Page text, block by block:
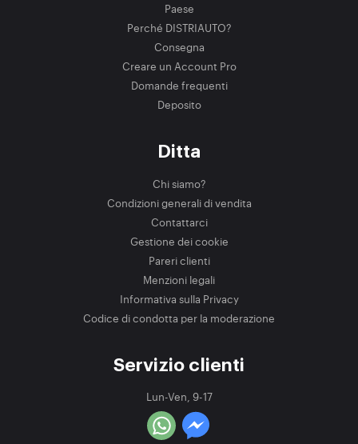
Paese
Perché DISTRIAUTO?
Consegna
Creare un Account Pro
Domande frequenti
Deposito
Ditta
Chi siamo?
Condizioni generali di vendita
Contattarci
Gestione dei cookie
Pareri clienti
Menzioni legali
Informativa sulla Privacy
Codice di condotta per la moderazione
Servizio clienti
Lun-Ven, 9-17